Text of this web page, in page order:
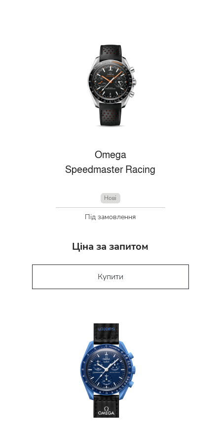
Omega
Speedmaster Racing
Нові
Під замовлення
Ціна за запитом
Купити